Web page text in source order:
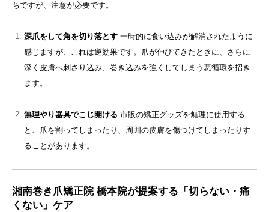
ちですが、注意が必要です。
深爪をして角を切り落とす一時的に食い込みが解消されたように
感じますが、これは逆効果です。爪が伸びてきたときに、さらに
深く皮膚へ刺さり込み、巻き込みを強くしてしまう悪循環を招き
ます。
無理やり器具でこじ開ける 市販の矯正グッズを無理に使用する
と、爪を割ってしまったり、周囲の皮膚を傷つけてしまったりす
ることがあります。
湘南巻き爪矯正院 橋本院が提案する「切らない・痛
くない」ケア